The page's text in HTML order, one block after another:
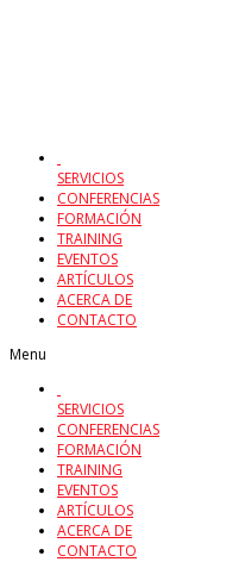
SERVICIOS
CONFERENCIAS
FORMACIÓN
TRAINING
EVENTOS
ARTÍCULOS
ACERCA DE
CONTACTO
Menu
SERVICIOS
CONFERENCIAS
FORMACIÓN
TRAINING
EVENTOS
ARTÍCULOS
ACERCA DE
CONTACTO